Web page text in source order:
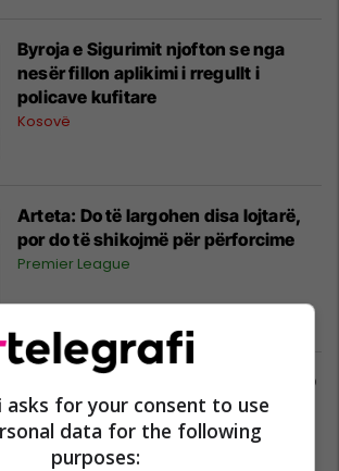
Byroja e Sigurimit njofton se nga
nesër fillon aplikimi i rregullt i
policave kufitare
Kosovë
Arteta: Do të largohen disa lojtarë,
por do të shikojmë për përforcime
Premier League
Valbon Krasniqi uron që emri COVID
të harrohet sa më shpejt
Kosovë
asks for your consent to use
data for the following
purposes: